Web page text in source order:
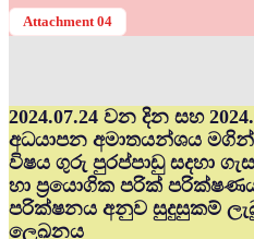
Attachment 04
2024.07.24 වන දින සහ
අධ‍යාපන අමාතයන්ශය
විෂය ගුරු පුරප්පාඩු සදහා
හා ප්‍රයොගික පරික්
පරික්ෂනය අනුව සුදුසුකම්
ලෙඛනය